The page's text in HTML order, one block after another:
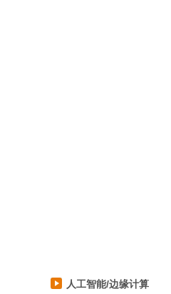
人工智能/边缘计算